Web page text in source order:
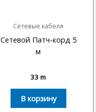
Сетевые кабеля
Сетевой Патч-корд 5
м
33 m
В корзину